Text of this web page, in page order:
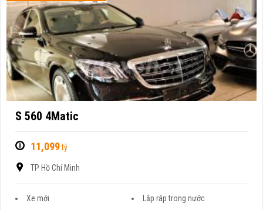
S 560 4Matic
11,099tỷ
TP Hồ Chí Minh
Xe mới
Lắp ráp trong nước